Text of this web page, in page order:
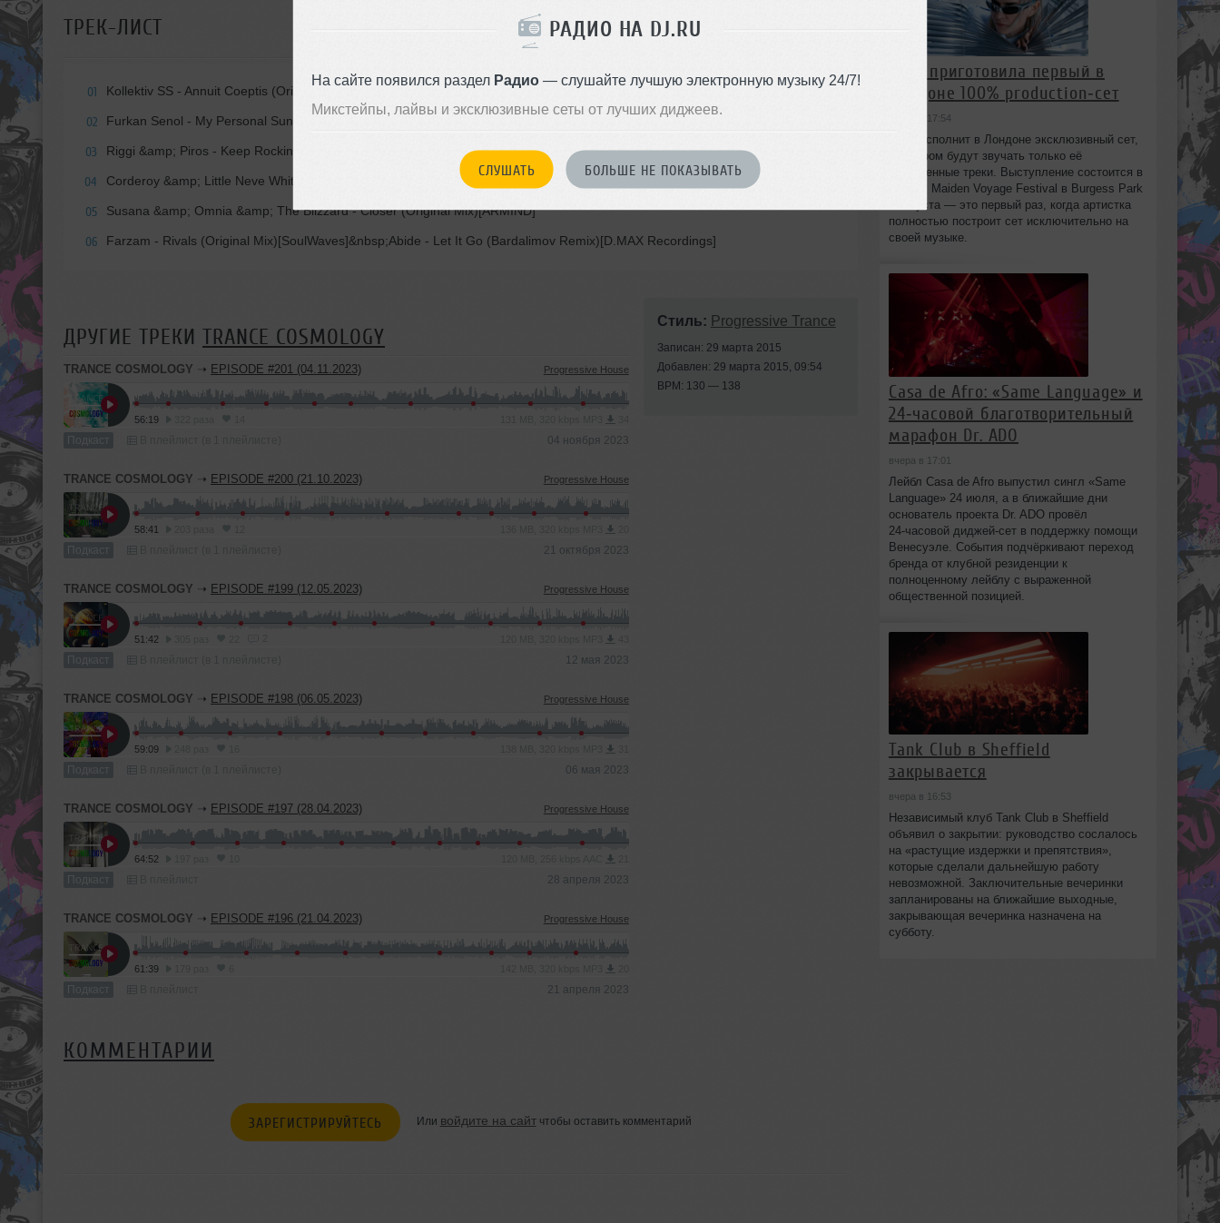
РАДИО НА DJ.RU
На сайте появился раздел Радио— слушайте лучшую электронную музыку 24/7!
Микстейпы, лайвы и эксклюзивные сеты от лучших диджеев.
СЛУШАТЬ БОЛЬШЕ НЕ ПОКАЗЫВАТЬ
ТРЕК-ЛИСТ
01 Kollektiv SS - Annuit Coeptis (Original Mix)[Divine Techno Records]&nbsp;
02 Furkan Senol - My Personal Sunrise (Original Mix)[Elliptical Sun Recordings]
03 Riggi &amp; Piros - Keep Rockin (Original Mix)[ARMADA]&nbsp;
04 Corderoy &amp; Little Neve White - Run Into The Sun (Tangle &amp; Mateusz Remix)[High Contrast Recordings]&nbsp;
05 Susana &amp; Omnia &amp; The Blizzard - Closer (Original Mix)[ARMIND]
06 Farzam - Rivals (Original Mix)[SoulWaves]&nbsp;Abide - Let It Go (Bardalimov Remix)[D.MAX Recordings]
ДРУГИЕ ТРЕКИ TRANCE COSMOLOGY
TRANCE COSMOLOGY ➝ EPISODE #201 (04.11.2023) Progressive House
56:19
Подкаст 04 ноября 2023
TRANCE COSMOLOGY ➝ EPISODE #200 (21.10.2023) Progressive House
58:41
Подкаст 21 октября 2023
TRANCE COSMOLOGY ➝ EPISODE #199 (12.05.2023) Progressive House
51:42
Подкаст 12 мая 2023
TRANCE COSMOLOGY ➝ EPISODE #198 (06.05.2023) Progressive House
59:09
Подкаст 06 мая 2023
TRANCE COSMOLOGY ➝ EPISODE #197 (28.04.2023) Progressive House
64:52
Подкаст 28 апреля 2023
TRANCE COSMOLOGY ➝ EPISODE #196 (21.04.2023) Progressive House
61:39
Подкаст 21 апреля 2023
Стиль: Progressive Trance
Записан: 29 марта 2015
Добавлен: 29 марта 2015, 09:54
BPM: 130 — 138
КОММЕНТАРИИ
ЗАРЕГИСТРИРУЙТЕСЬ Или войдите на сайтчтобы оставить комментарий
HAAi приготовила первый в
Лондоне 100% production‑сет
вчера в 17:54
HAAi исполнит в Лондоне эксклюзивный сет,
в котором будут звучать только её
собственные треки. Выступление состоится в
рамках Maiden Voyage Festival в Burgess Park
8 августа — это первый раз, когда артистка
полностью построит сет исключительно на
своей музыке.
Casa de Afro: «Same Language» и
24‑часовой благотворительный
марафон Dr. ADO
вчера в 17:01
Лейбл Casa de Afro выпустил сингл «Same
Language» 24 июля, а в ближайшие дни
основатель проекта Dr. ADO провёл
24‑часовой диджей‑сет в поддержку помощи
Венесуэле. События подчёркивают переход
бренда от клубной резиденции к
полноценному лейблу с выраженной
общественной позицией.
Tank Club в Sheffield
закрывается
вчера в 16:53
Независимый клуб Tank Club в Sheffield
объявил о закрытии: руководство сослалось
на «растущие издержки и препятствия»,
которые сделали дальнейшую работу
невозможной. Заключительные вечеринки
запланированы на ближайшие выходные,
закрывающая вечеринка назначена на
субботу.